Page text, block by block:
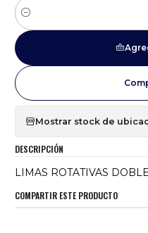
Cantidad
Mostrar stock de
DESCRIPCIÓN
LIMAS ROTATIVAS
COMPARTIR ESTE PRODUCTO